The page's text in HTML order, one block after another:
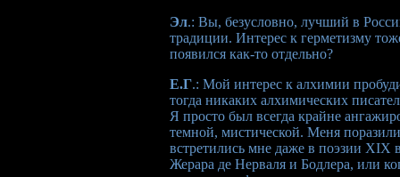
Эл.: Вы, безусловно, лучший в
традиции. Интерес к герметизму
появился как-то отдельно?
Е.Г.: Мой интерес к алхимии
тогда никаких алхимических
Я просто был всегда крайне
темной, мистической. Меня
встретились мне даже в поэзии XIX
Жерара де Нерваля и Бодлера, или